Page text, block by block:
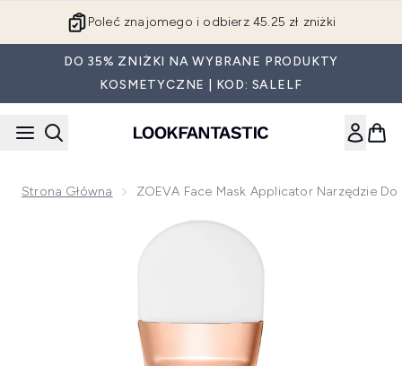
Poleć znajomego i odbierz 45.25 zł zniżki
DO 35% ZNIŻKI NA WYBRANE PRODUKTY
KOSMETYCZNE | KOD: SALELF
Strona Główna ZOEVA Face Mask Applicator Narzędzie Do
Now showing image 1 ZOEVA Face Mask Applicator